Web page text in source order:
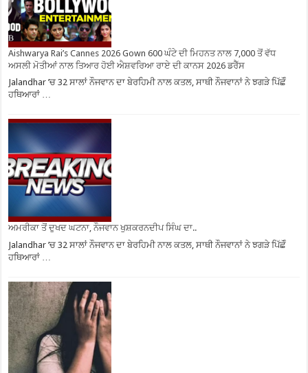
Aishwarya Rai’s Cannes 2026 Gown 600 ਘੰਟੇ ਦੀ ਮਿਹਨਤ ਨਾਲ 7,000 ਤੋਂ ਵੱਧ
ਅਸਲੀ ਮੋਤੀਆਂ ਨਾਲ ਤਿਆਰ ਹੋਈ ਐਸ਼ਵਰਿਆ ਰਾਏ ਦੀ ਕਾਨਸ 2026 ਡਰੈੱਸ
Jalandhar ’ਚ 32 ਸਾਲਾਂ ਨੌਜਵਾਨ ਦਾ ਬੇਰਹਿਮੀ ਨਾਲ ਕਤਲ, ਸਾਥੀ ਨੌਜਵਾਨਾਂ ਨੇ ਝਗੜੇ ਪਿੱਛੋੰ
ਹਥਿਆਰਾਂ …
ਅਮਰੀਕਾ ਤੋਂ ਦੁਖਦ ਘਟਨਾ, ਨੌਜਵਾਨ ਖੁਸ਼ਕਰਨਦੀਪ ਸਿੰਘ ਦਾ..
Jalandhar ’ਚ 32 ਸਾਲਾਂ ਨੌਜਵਾਨ ਦਾ ਬੇਰਹਿਮੀ ਨਾਲ ਕਤਲ, ਸਾਥੀ ਨੌਜਵਾਨਾਂ ਨੇ ਝਗੜੇ ਪਿੱਛੋੰ
ਹਥਿਆਰਾਂ …